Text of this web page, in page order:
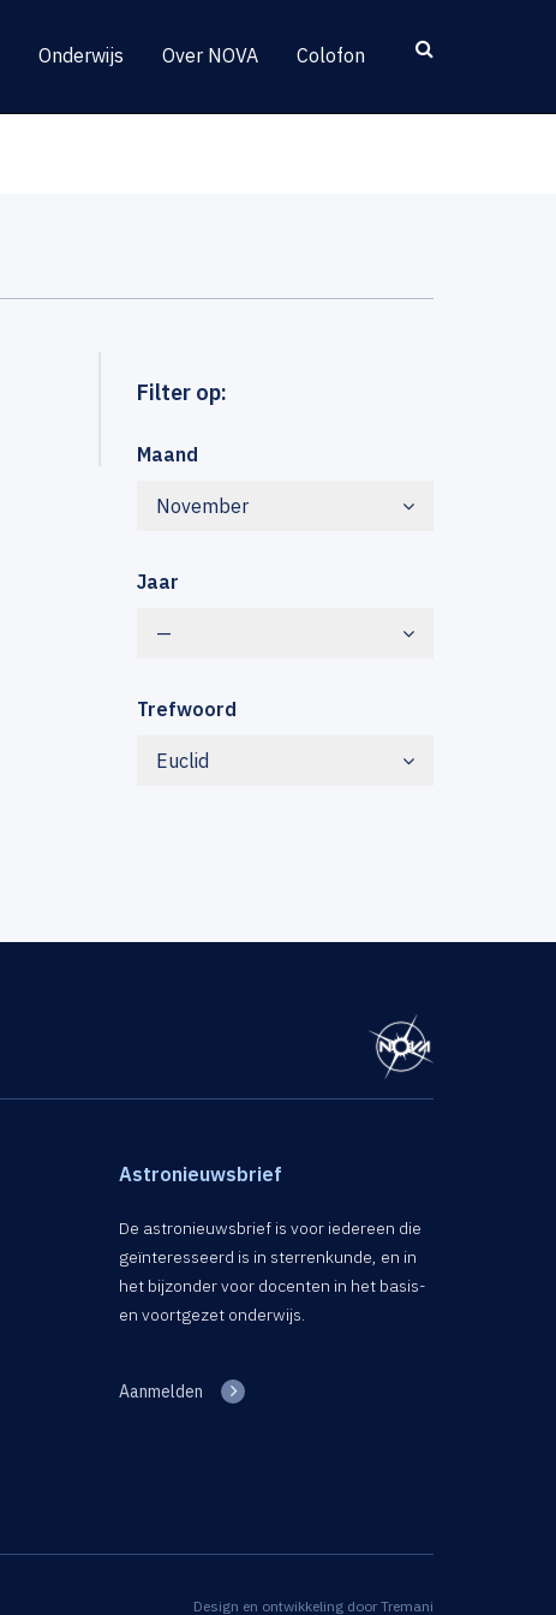
Onderwijs Over NOVA Colofon
Filter op:
Maand
November
Jaar
—
Trefwoord
Euclid
Astronieuwsbrief
De astronieuwsbrief is voor iedereen die
geïnteresseerd is in sterrenkunde, en in
het bijzonder voor docenten in het basis-
en voortgezet onderwijs.
Aanmelden
Design en ontwikkeling door Tremani